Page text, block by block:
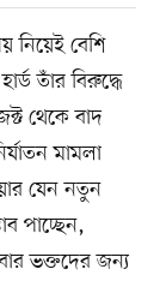
নিয়েই বেশি
তাঁর বিরুদ্ধে
থেকে বাদ
মামলা
যেন নতুন
পাচ্ছেন,
ভক্তদের জন্য